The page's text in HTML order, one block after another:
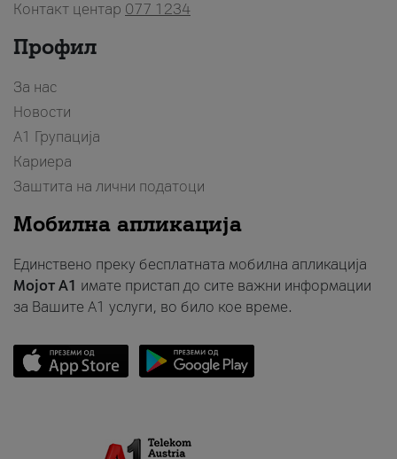
Контакт центар 077 1234
Профил
За нас
Новости
А1 Групација
Кариера
Заштита на лични податоци
Мобилна апликација
Единствено преку бесплатната мобилна апликација
Мојот A1 имате пристап до сите важни информации
за Вашите A1 услуги, во било кое време.